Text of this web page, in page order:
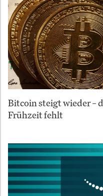
Bitcoin steigt wieder –
Frühzeit fehlt